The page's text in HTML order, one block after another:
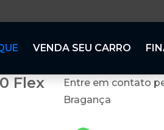
VENDA SEU CARRO
Flex
Entre em contato
Bragança